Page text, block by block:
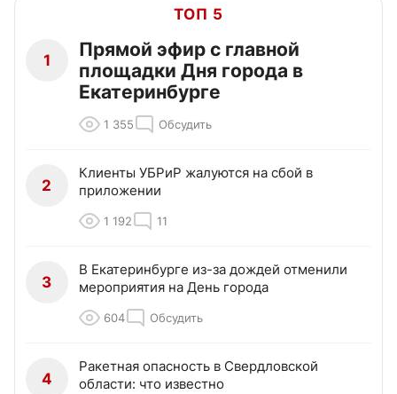
ТОП 5
1
Прямой эфир с главной
площадки Дня города в
Екатеринбурге
1 355 Обсудить
2
Клиенты УБРиР жалуются на сбой в
приложении
1 192 11
3
В Екатеринбурге из-за дождей отменили
мероприятия на День города
604 Обсудить
4
Ракетная опасность в Свердловской
области: что известно